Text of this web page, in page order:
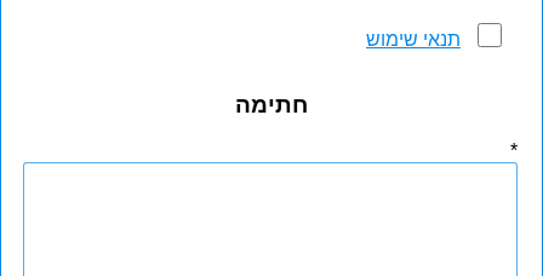
תנאי שימוש
חתימה